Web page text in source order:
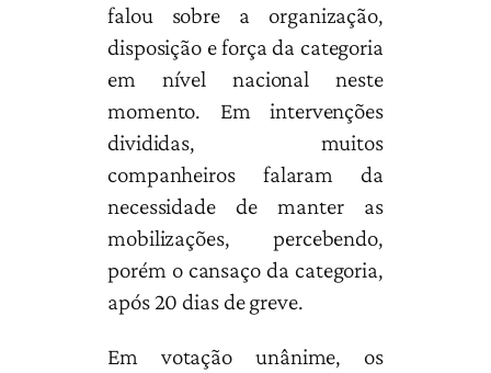
falou sobre a organização,
disposição e força da categoria
em nível nacional neste
momento. Em intervenções
divididas, muitos
companheiros falaram da
necessidade de manter as
mobilizações, percebendo,
porém o cansaço da categoria,
após 20 dias de greve.
Em votação unânime, os